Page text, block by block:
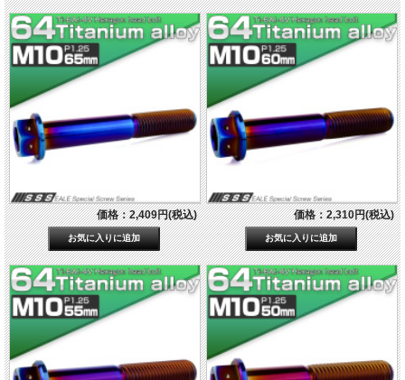
価格：2,409円(税込) 価格：2,310円(税込)